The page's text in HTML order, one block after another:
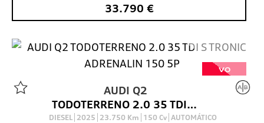
33.790 €
VO
AUDI Q2
TODOTERRENO 2.0 35 TDI S TRONIC ADRENALIN 150 5P
DIESEL 2025 23.750 Km 150 Cv AUTOMÁTICO